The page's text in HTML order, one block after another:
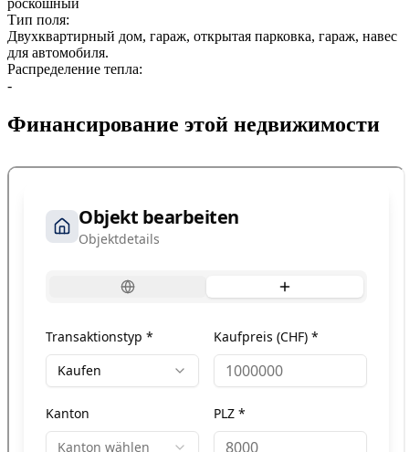
Тип поля:
Двухквартирный дом, гараж, открытая парковка, гараж, навес
для автомобиля.
Распределение тепла:
-
Финансирование этой недвижимости